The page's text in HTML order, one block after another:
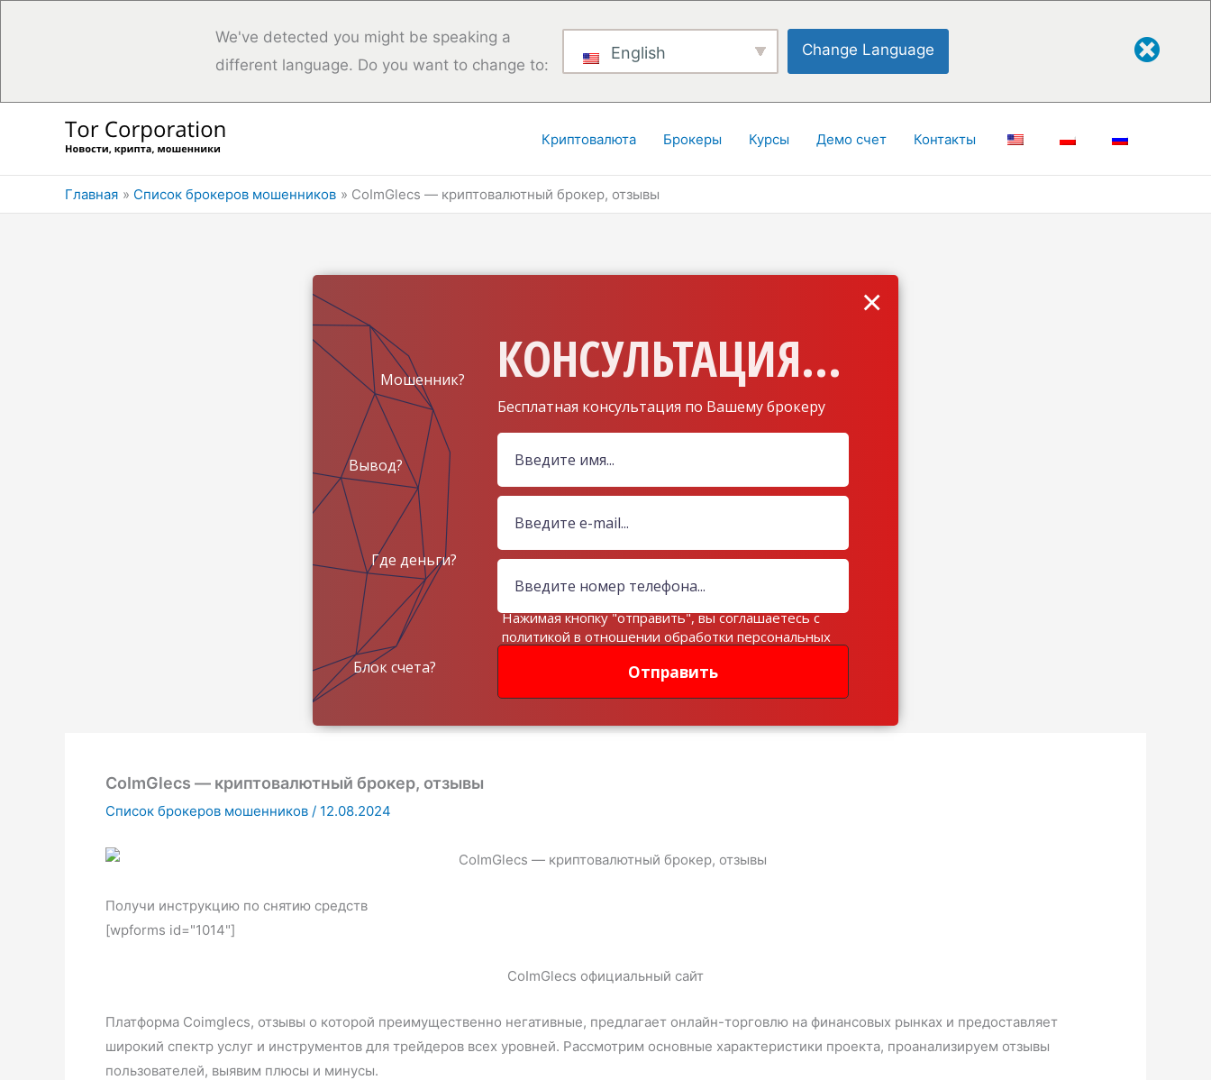
We've detected you might be speaking a
different language. Do you want to change to:
English Change Language
Криптовалюта Брокеры Курсы Демо счет Контакты
Главная Список брокеров мошенников CoImGlecs — криптовалютный брокер, отзывы
КОНСУЛЬТАЦИЯ...
Бесплатная консультация по Вашему брокеру
Мошенник?
Вывод?
Где деньги?
Блок счета? Отправить
×
Нажимая кнопку "отправить", вы соглашаетесь с
политикой в отношении обработки персональных
CoImGlecs — криптовалютный брокер, отзывы
Список брокеров мошенников / 12.08.2024
Получи инструкцию по снятию средств
[wpforms id="1014"]
CoImGlecs официальный сайт
Платформа Coimglecs, отзывы о которой преимущественно негативные, предлагает онлайн-торговлю на финансовых рынках и предоставляет
широкий спектр услуг и инструментов для трейдеров всех уровней. Рассмотрим основные характеристики проекта, проанализируем отзывы
пользователей, выявим плюсы и минусы.